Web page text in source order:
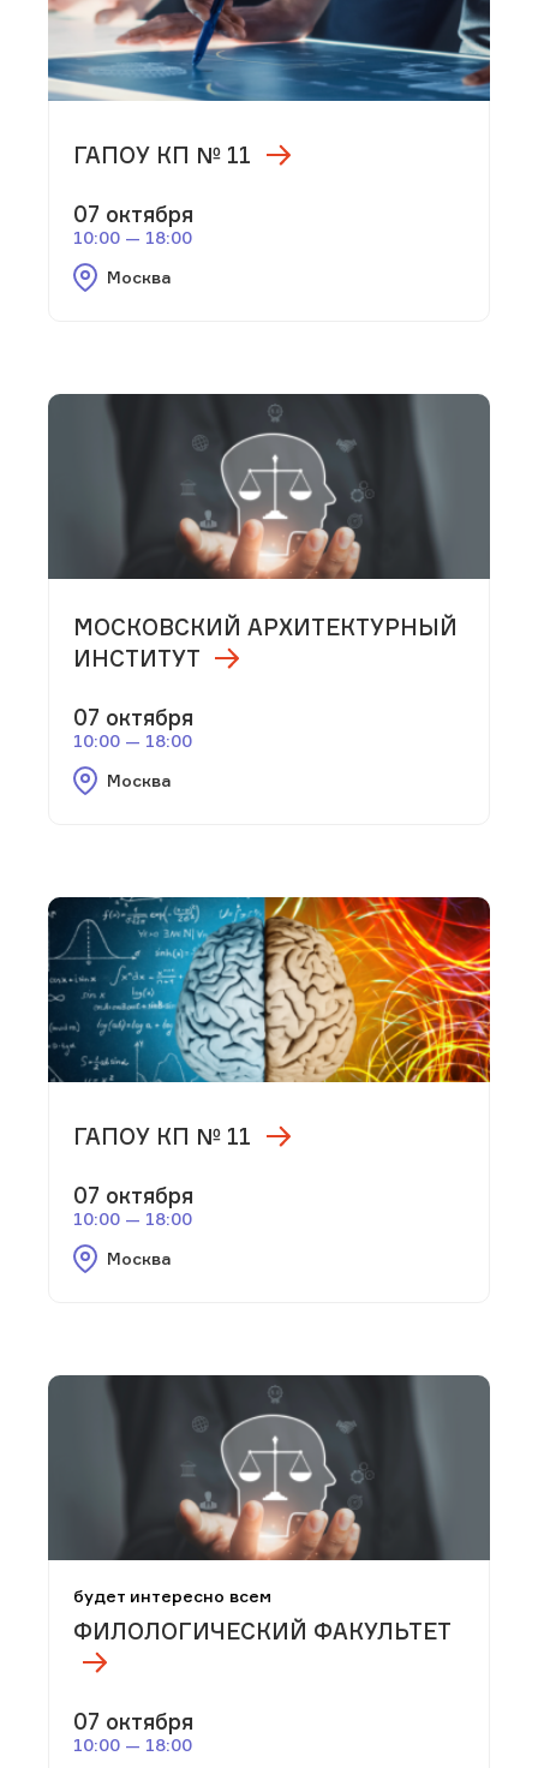
ГАПОУ КП № 11
07 октября
10:00 — 18:00
Москва
МОСКОВСКИЙ АРХИТЕКТУРНЫЙ
ИНСТИТУТ
07 октября
10:00 — 18:00
Москва
ГАПОУ КП № 11
07 октября
10:00 — 18:00
Москва
будет интересно всем
ФИЛОЛОГИЧЕСКИЙ ФАКУЛЬТЕТ
07 октября
10:00 — 18:00